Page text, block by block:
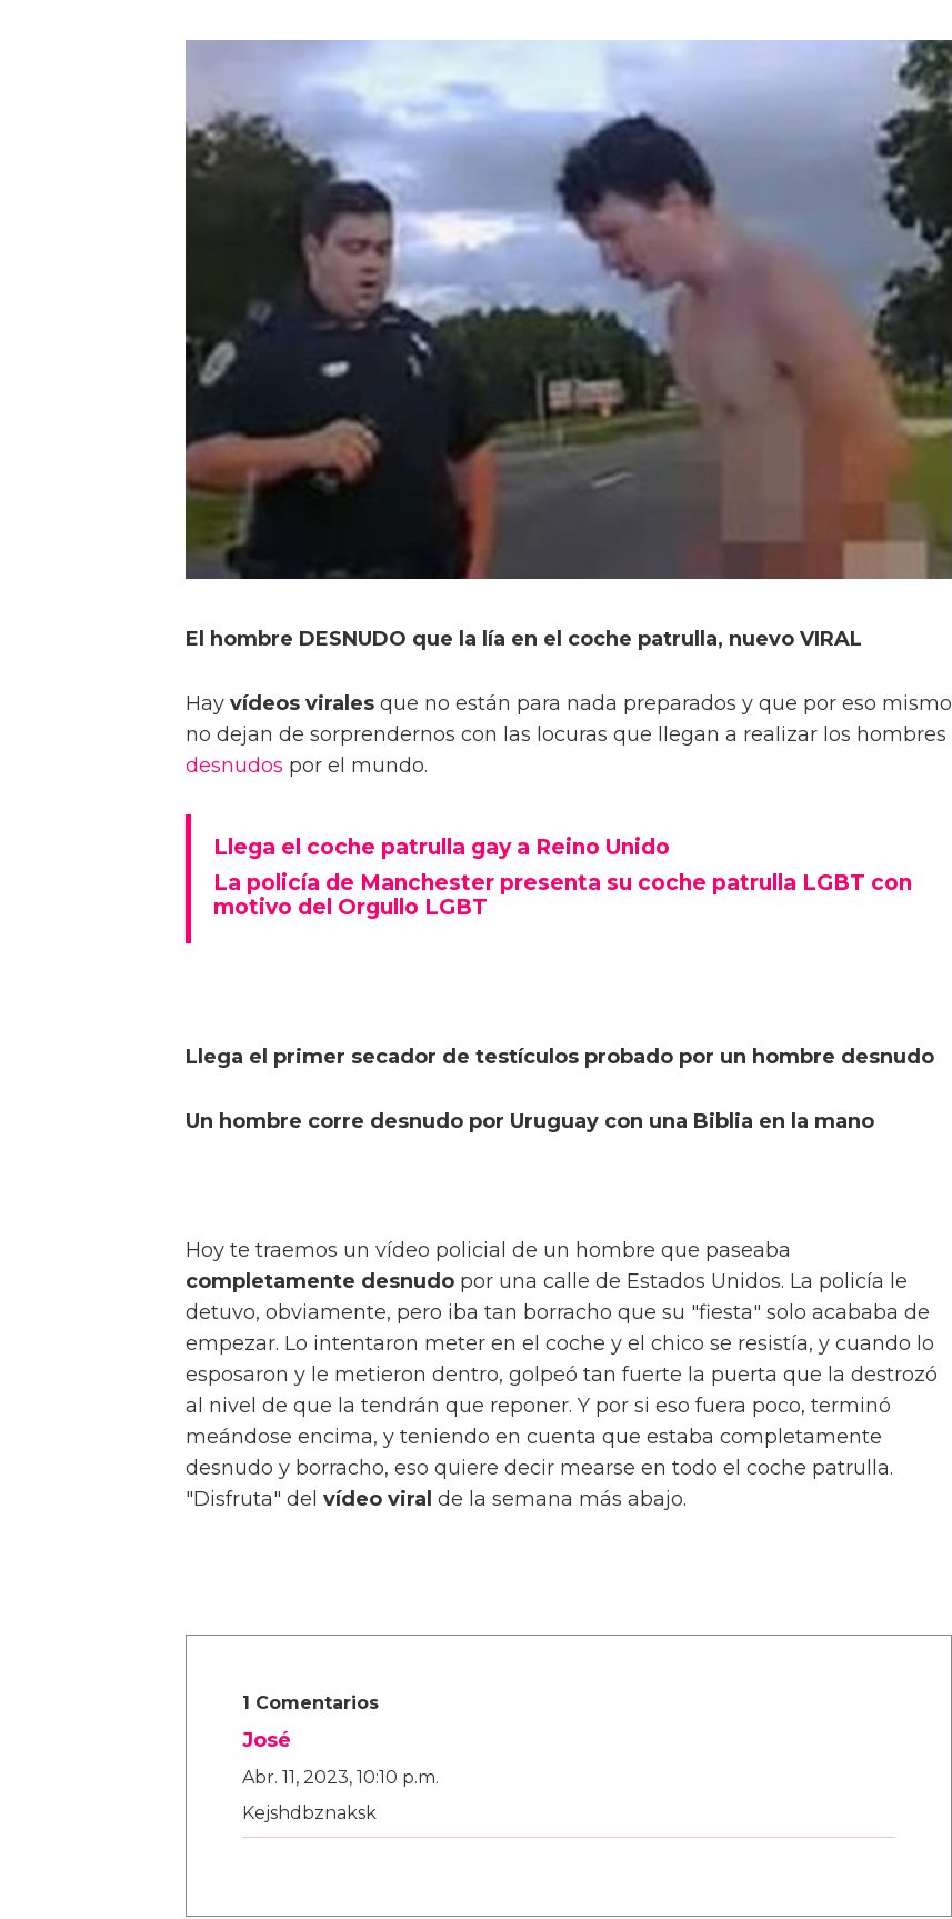
El hombre DESNUDO que la lía en el coche patrulla, nuevo VIRAL
Hay vídeos virales que no están para nada preparados y que por eso mismo
no dejan de sorprendernos con las locuras que llegan a realizar los hombres
desnudos por el mundo.
Llega el coche patrulla gay a Reino Unido
La policía de Manchester presenta su coche patrulla LGBT con
motivo del Orgullo LGBT
Llega el primer secador de testículos probado por un hombre desnudo
Un hombre corre desnudo por Uruguay con una Biblia en la mano
Hoy te traemos un vídeo policial de un hombre que paseaba
completamente desnudo por una calle de Estados Unidos. La policía le
detuvo, obviamente, pero iba tan borracho que su "fiesta" solo acababa de
empezar. Lo intentaron meter en el coche y el chico se resistía, y cuando lo
esposaron y le metieron dentro, golpeó tan fuerte la puerta que la destrozó
al nivel de que la tendrán que reponer. Y por si eso fuera poco, terminó
meándose encima, y teniendo en cuenta que estaba completamente
desnudo y borracho, eso quiere decir mearse en todo el coche patrulla.
"Disfruta" del vídeo viral de la semana más abajo.
1 Comentarios
José
Abr. 11, 2023, 10:10 p.m.
Kejshdbznaksk